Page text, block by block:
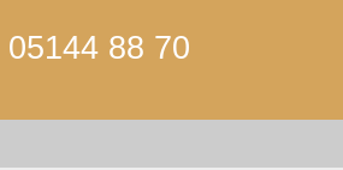
05144 88 70